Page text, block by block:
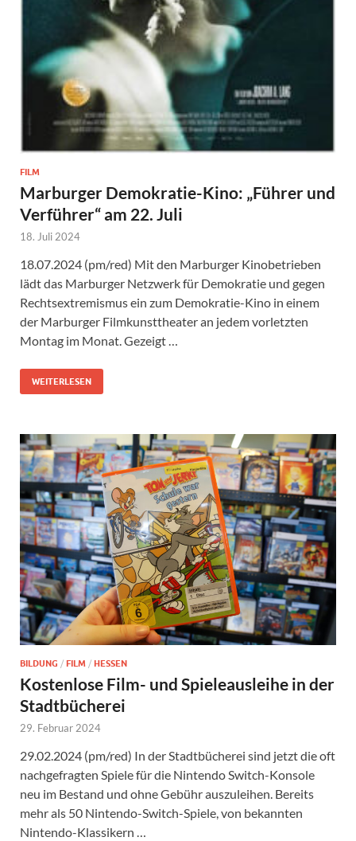
FILM
Marburger Demokratie-Kino: „Führer und
Verführer“ am 22. Juli
18. Juli 2024
18.07.2024 (pm/red) Mit den Marburger Kinobetrieben
lädt das Marburger Netzwerk für Demokratie und gegen
Rechtsextremismus ein zum Demokratie-Kino in einem
der Marburger Filmkunsttheater an jedem vorletzten
Montag im Monat. Gezeigt …
WEITERLESEN
BILDUNG / FILM / HESSEN
Kostenlose Film- und Spieleausleihe in der
Stadtbücherei
29. Februar 2024
29.02.2024 (pm/red) In der Stadtbücherei sind jetzt die oft
nachgefragten Spiele für die Nintendo Switch-Konsole
neu im Bestand und ohne Gebühr auszuleihen. Bereits
mehr als 50 Nintendo-Switch-Spiele, von bekannten
Nintendo-Klassikern …